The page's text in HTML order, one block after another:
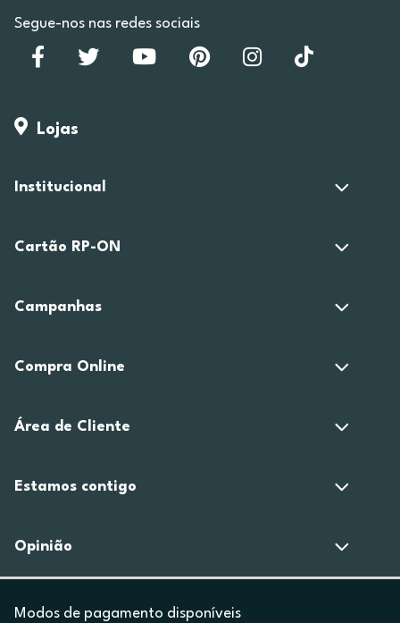
Segue-nos nas redes sociais
Lojas
Institucional
Cartão RP-ON
Campanhas
Compra Online
Área de Cliente
Estamos contigo
Opinião
Modos de pagamento disponíveis